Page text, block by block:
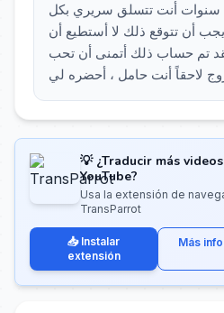
سنوات أنت تتسلق سريري بكل
أن تتوقع ذلك لا أستطيع أن
لقد تم حساب ذلك أتمنى أن تحب
لاحقاً أنت حامل ، أحضره لي
💡 ¿Traducir más
YouTube?
Usa la extensión de
TransParrot
📥 Instalar
extensión
Más